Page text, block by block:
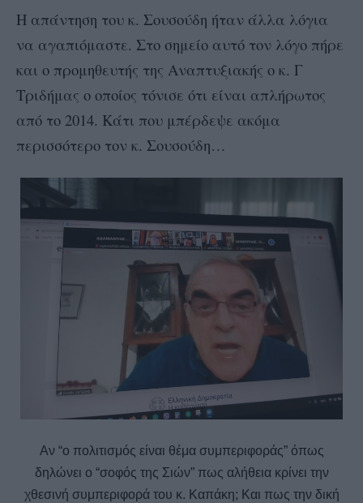
Η απάντηση του κ. Σουσούδη ήταν άλλα λόγια
να αγαπιόμαστε. Στο σημείο αυτό τον λόγο πήρε
και ο προμηθευτής της Αναπτυξιακής ο κ. Γ
Τριδήμας ο οποίος τόνισε ότι είναι απλήρωτος
από το 2014. Κάτι που μπέρδεψε ακόμα
περισσότερο τον κ. Σουσούδη…
Αν “ο πολιτισμός είναι θέμα συμπεριφοράς” όπως
δηλώνει ο “σοφός της Σιών” πως αλήθεια κρίνει την
χθεσινή συμπεριφορά του κ. Καπάκη; Και πως την δική